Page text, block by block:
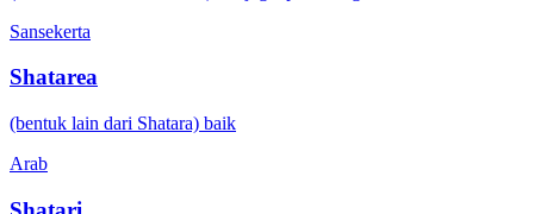
Sansekerta
Shatarea
(bentuk lain dari Shatara) baik
Arab